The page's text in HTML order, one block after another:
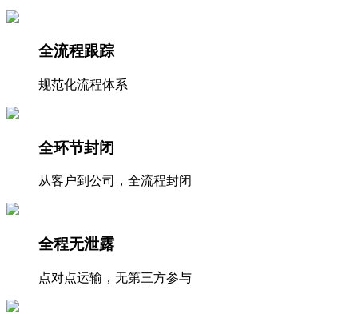
全流程跟踪
规范化流程体系
全环节封闭
从客户到公司，全流程封闭
全程无泄露
点对点运输，无第三方参与